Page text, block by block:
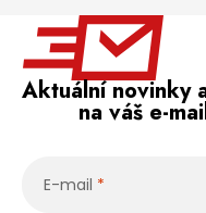
Aktuální novinky
na váš e-
E-mail